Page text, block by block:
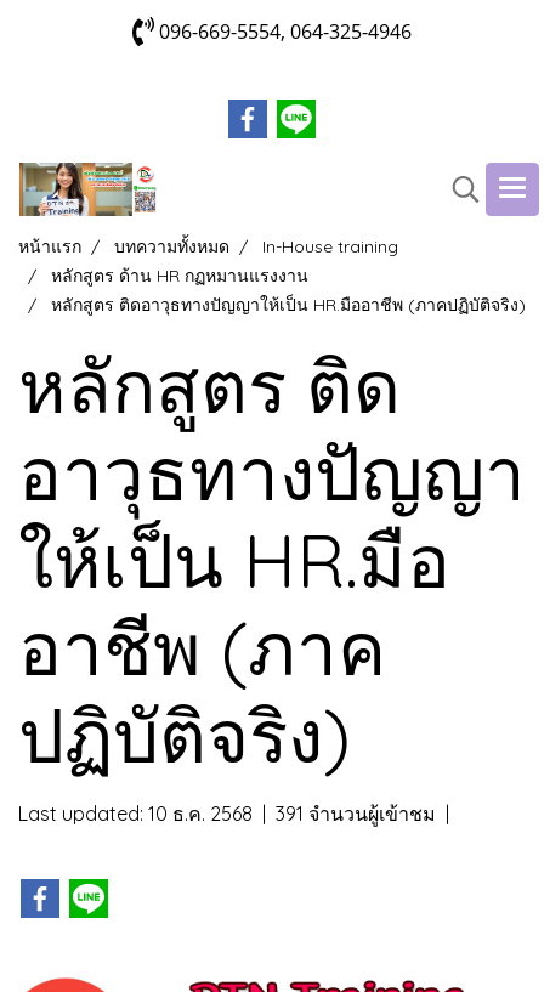
096-669-5554, 064-325-4946
หน้าแรก บทความทั้งหมด
In-House training
หลักสูตร ด้าน HR กฏหมานแรงงาน
หลักสูตร ติดอาวุธทางปัญญาให้เป็น HR.มืออาชีพ (ภาคปฏิบัติจริง)
หลักสูตร ติด
อาวุธทางปัญญา
ให้เป็น HR.มือ
อาชีพ (ภาค
ปฏิบัติจริง)
Last updated: 10 ธ.ค. 2568 391 จำนวนผู้เข้าชม